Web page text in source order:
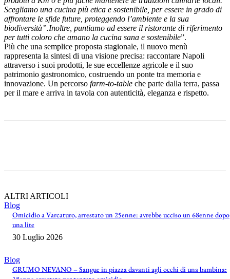
Scegliamo una cucina più etica e sostenibile, per essere in grado di
affrontare le sfide future, proteggendo l’ambiente e la sua
biodiversità”.Inoltre, puntiamo ad essere il ristorante di riferimento
per tutti coloro che amano la cucina sana e sostenibile”.
Più che una semplice proposta stagionale, il nuovo menù
rappresenta la sintesi di una visione precisa: raccontare Napoli
attraverso i suoi prodotti, le sue eccellenze agricole e il suo
patrimonio gastronomico, costruendo un ponte tra memoria e
innovazione. Un percorso farm-to-table che parte dalla terra, passa
per il mare e arriva in tavola con autenticità, eleganza e rispetto.
ALTRI ARTICOLI
Blog
Omicidio a Varcaturo, arrestato un 25enne: avrebbe ucciso un 68enne dopo
una lite
30 Luglio 2026
Blog
GRUMO NEVANO – Sangue in piazza davanti agli occhi di una bambina: